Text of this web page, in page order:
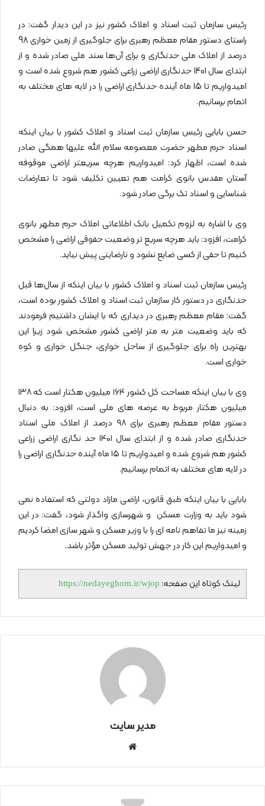
رئیس سازمان ثبت اسناد و املاک کشور نیز در این دیدار گفت: در
راستای دستور مقام معظم رهبری برای جلوگیری از زمین خواری 98
درصد از املاک ملی حدنگاری و برای آن‌ها سند ملی صادر شده و از
ابتدای سال 1401 حدنگاری اراضی زراعی کشور هم شروع شده است و
امیدواریم تا 15 ماه آینده حدنگاری اراضی را در لایه های مختلف به
اتمام برسانیم.
حسن بابایی رئیس سازمان ثبت اسناد و املاک کشور با بیان اینکه
اسناد حرم مطهر حضرت معصومه سلام الله علیها همگی صادر
شده است، اظهار کرد: امیدواریم هرچه سریعتر اراضی موقوفه
آستان مقدس بانوی کرامت هم تعیین تکلیف شود تا تعارضات
شناسایی و اسناد تک برگی صادر شود.
وی با اشاره به لزوم تکمیل بانک اطلاعاتی املاک حرم مطهر بانوی
کرامت، افزود: باید هرچه سریع تر وضعیت حقوقی اراضی را مشخص
کنیم تا حقی از کسی ضایع نشود و نارضایتی پیش نیاید.
رئیس سازمان ثبت اسناد و املاک کشور با بیان اینکه از سال‌ها قبل
حدنگاری در دستور کار سازمان ثبت اسناد و املاک کشور بوده است،
گفت: مقام معظم رهبری در دیداری که با ایشان داشتیم فرمودند
که باید وضعیت متر به متر اراضی کشور مشخص شود زیرا این
بهترین راه برای جلوگیری از ساحل خواری، جنگل خواری و کوه
خواری است.
وی با بیان اینکه مساحت کل کشور ۱۶۴ میلیون هکتار است که ۱۳۸
میلیون هکتار مربوط به عرصه های ملی است، افزود: به دنبال
دستور مقام معظم رهبری برای ۹۸ درصد از املاک ملی اسناد
حدنگاری صادر شده و از ابتدای سال ۱۴۰۱ حد نگاری اراضی زراعی
کشور هم شروع شده و امیدواریم تا ۱۵ ماه آینده حدنگاری اراضی را
در لایه های مختلف به اتمام برسانیم.
بابایی با بیان اینکه طبق قانون، اراضی مازاد دولتی که استفاده نمی
شود باید به وزارت مسکن و شهرسازی واگذار شود، گفت: در این
زمینه نیز ما تفاهم نامه ای را با وزیر مسکن و شهر سازی امضا کردیم
و امیدواریم این کار در جهش تولید مسکن مؤثر باشد.
لینک کوتاه این صفحه: https://nedayeghom.ir/wjop
مدیر سایت
نتی